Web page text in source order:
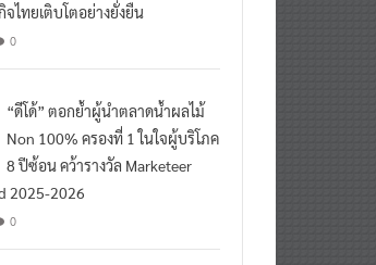
ไทยเติบโตอย่างยั่งยืน
0
“ดีโด้” ตอกย้ำผู้นำตลาดน้ำผลไม้
Non 100% ครองที่ 1 ในใจผู้บริโภค
8 ปีซ้อน คว้ารางวัล Marketeer
2025-2026
0